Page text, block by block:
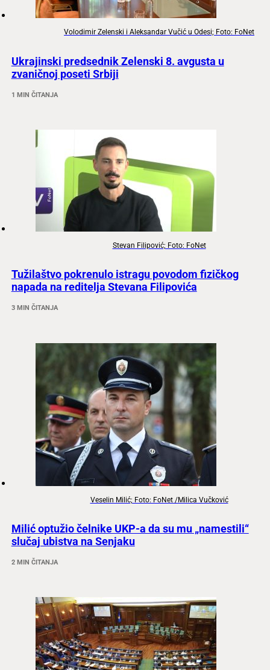
Volodimir Zelenski i Aleksandar Vučić u Odesi; Foto: FoNet
Ukrajinski predsednik Zelenski 8. avgusta u
zvaničnoj poseti Srbiji
1 MIN ČITANJA
Stevan Filipović; Foto: FoNet
Tužilaštvo pokrenulo istragu povodom fizičkog
napada na reditelja Stevana Filipovića
3 MIN ČITANJA
Veselin Milić; Foto: FoNet /Milica Vučković
Milić optužio čelnike UKP-a da su mu „namestili“
slučaj ubistva na Senjaku
2 MIN ČITANJA